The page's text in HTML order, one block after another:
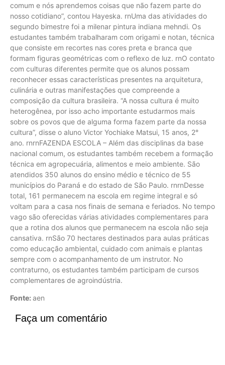
comum e nós aprendemos coisas que não fazem parte do
nosso cotidiano”, contou Hayeska. rnUma das atividades do
segundo bimestre foi a milenar pintura indiana mehndi. Os
estudantes também trabalharam com origami e notan, técnica
que consiste em recortes nas cores preta e branca que
formam figuras geométricas com o reflexo de luz. rnO contato
com culturas diferentes permite que os alunos possam
reconhecer essas características presentes na arquitetura,
culinária e outras manifestações que compreende a
composição da cultura brasileira. “A nossa cultura é muito
heterogênea, por isso acho importante estudarmos mais
sobre os povos que de alguma forma fazem parte da nossa
cultura”, disse o aluno Victor Yochiake Matsui, 15 anos, 2°
ano. rnrnFAZENDA ESCOLA – Além das disciplinas da base
nacional comum, os estudantes também recebem a formação
técnica em agropecuária, alimentos e meio ambiente. São
atendidos 350 alunos do ensino médio e técnico de 55
municípios do Paraná e do estado de São Paulo. rnrnDesse
total, 161 permanecem na escola em regime integral e só
voltam para a casa nos finais de semana e feriados. No tempo
vago são oferecidas várias atividades complementares para
que a rotina dos alunos que permanecem na escola não seja
cansativa. rnSão 70 hectares destinados para aulas práticas
como educação ambiental, cuidado com animais e plantas
sempre com o acompanhamento de um instrutor. No
contraturno, os estudantes também participam de cursos
complementares de agroindústria.
Fonte: aen
Faça um comentário